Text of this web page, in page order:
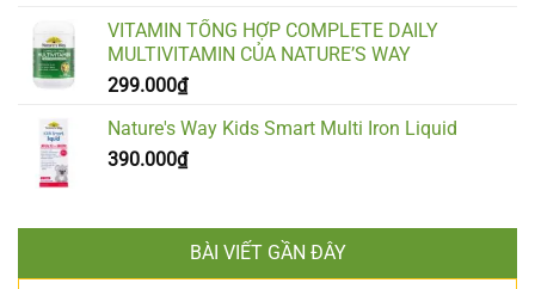
VITAMIN TỔNG HỢP COMPLETE DAILY
MULTIVITAMIN CỦA NATURE’S WAY
299.000₫
Nature's Way Kids Smart Multi Iron Liquid
390.000₫
BÀI VIẾT GẦN ĐÂY